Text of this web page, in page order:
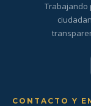
Trabajando
CONTACTO Y